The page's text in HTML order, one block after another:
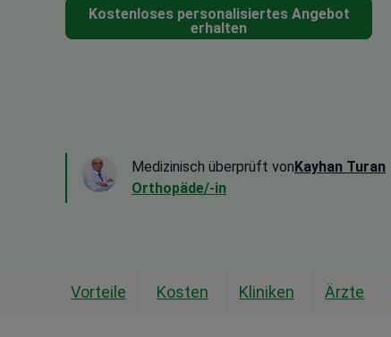
Kostenloses personalisiertes Angebot
erhalten
Medizinisch überprüft vonKayhan Turan
Orthopäde/-in
Vorteile Kosten Kliniken Ärzte